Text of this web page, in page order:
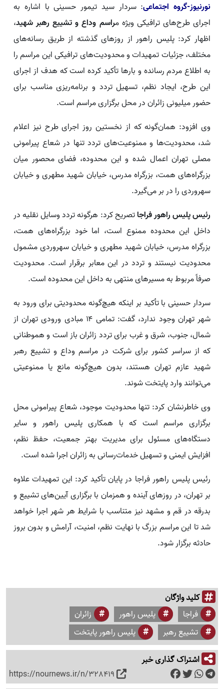
نورنیوز-گروه اجتماعی: سردار سید تیمور حسینی با اشاره به
اجرای طرح‌های ترافیکی ویژه مراسم وداع و تشییع رهبر شهید،
اظهار کرد: پلیس راهور از روزهای گذشته از طریق رسانه‌های
مختلف، جزئیات تمهیدات و محدودیت‌های ترافیکی این مراسم را
به اطلاع مردم رسانده و بارها تأکید کرده است که هدف از اجرای
این طرح، ایجاد نظم، تسهیل تردد و برنامه‌ریزی مناسب برای
حضور میلیونی زائران در محل برگزاری مراسم است.
وی افزود: همان‌گونه که از نخستین روز اجرای طرح نیز اعلام
شد، محدودیت‌ها و ممنوعیت‌های تردد تنها در شعاع پیرامونی
مصلی تهران اعمال شده و این محدوده، فضای محصور میان
بزرگراه‌های همت، بزرگراه مدرس، خیابان شهید مطهری و خیابان
سهروردی را در بر می‌گیرد.
رئیس پلیس راهور فراجاتصریح کرد: هرگونه تردد وسایل نقلیه در
داخل این محدوده ممنوع است، اما خود بزرگراه‌های همت،
بزرگراه مدرس، خیابان شهید مطهری و خیابان سهروردی مشمول
محدودیت نیستند و تردد در این معابر برقرار است. محدودیت
صرفاً مربوط به مسیرهای منتهی به داخل این محدوده است.
سردار حسینی با تأکید بر اینکه هیچ‌گونه محدودیتی برای ورود به
شهر تهران وجود ندارد، گفت: تمامی ۱۴ مبادی ورودی تهران از
شمال، جنوب، شرق و غرب برای تردد زائران باز است و هموطنانی
که از سراسر کشور برای شرکت در مراسم وداع و تشییع رهبر
شهید عازم تهران هستند، بدون هیچ‌گونه مانع یا ممنوعیتی
می‌توانند وارد پایتخت شوند.
وی خاطرنشان کرد: تنها محدودیت موجود، شعاع پیرامونی محل
برگزاری مراسم است که با همکاری پلیس راهور و سایر
دستگاه‌های مسئول برای مدیریت بهتر جمعیت، حفظ نظم،
افزایش ایمنی و تسهیل خدمات‌رسانی به زائران اجرا شده است.
رئیس پلیس راهور فراجا در پایان تأکید کرد: این تمهیدات علاوه
بر تهران، در روزهای آینده و همزمان با برگزاری آیین‌های تشییع و
بدرقه در قم و مشهد نیز متناسب با شرایط هر شهر اجرا خواهد
شد تا این مراسم بزرگ با نهایت نظم، امنیت، آرامش و بدون بروز
حادثه برگزار شود.
کلید واژگان
فراجا پلیس راهور
زائران
تشییع رهبر
پلیس راهور پایتخت
اشتراک گذاری خبر
https://nournews.ir/n/328419